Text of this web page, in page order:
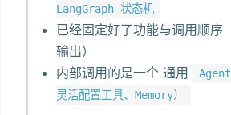
LangGraph 状态机
已经固定好了功能与调用顺
输出）
内部调用的是一个 通用
灵活配置工具、Memory）